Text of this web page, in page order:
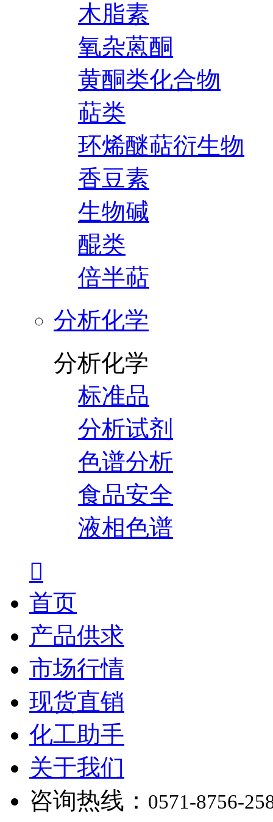
木脂素
氧杂蒽酮
黄酮类化合物
萜类
环烯醚萜衍生物
香豆素
生物碱
醌类
倍半萜
分析化学
分析化学
标准品
分析试剂
色谱分析
食品安全
液相色谱

首页
产品供求
市场行情
现货直销
化工助手
关于我们
咨询热线： 0571-8756-